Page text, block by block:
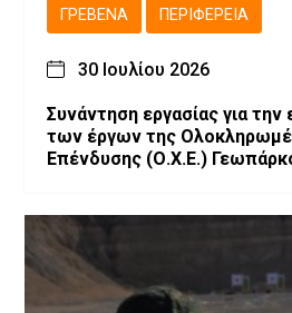
ΓΡΕΒΕΝΆ ΠΕΡΙΦΈΡΕΙΑ
30 Ιουλίου 2026
Συνάντηση εργασίας για την
των έργων της
Επένδυσης (Ο.Χ.Ε.)